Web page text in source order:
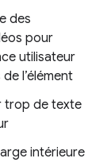
des
pour
utilisateur
l’élément
trop de texte
intérieure